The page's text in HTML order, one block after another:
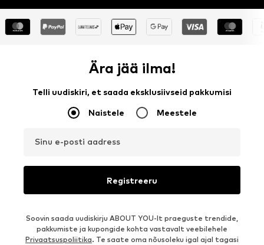
Ära jää ilma!
Telli uudiskiri, et saada eksklusiivseid pakkumisi
Naistele Meestele
Sinu e-posti aadress
Registreeru
Soovin saada uudiskirju ABOUT YOU-lt praeguste trendide,
pakkumiste ja kupongide kohta vastavalt veebilehele
Privaatsuspoliitika. Te saate oma nõusoleku igal ajal tagasi